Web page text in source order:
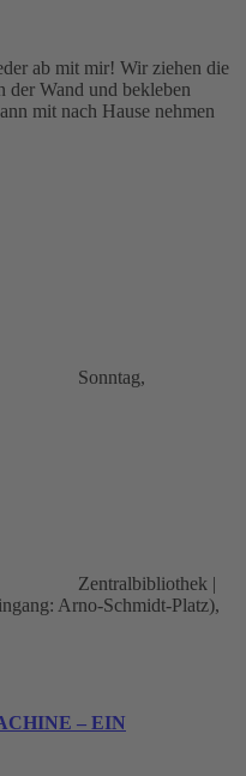
ab mit mir! Wir ziehen die
der Wand und bekleben
mit nach Hause nehmen
Sonntag,
Zentralbibliothek |
Arno-Schmidt-Platz),
– EIN